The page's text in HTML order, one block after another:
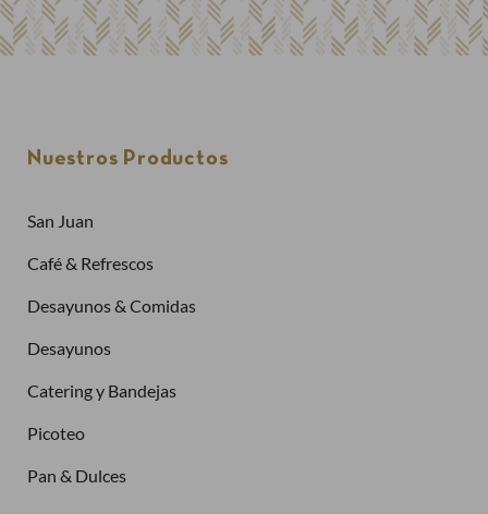
Nuestros Productos
San Juan
Café & Refrescos
Desayunos & Comidas
Desayunos
Catering y Bandejas
Picoteo
Pan & Dulces